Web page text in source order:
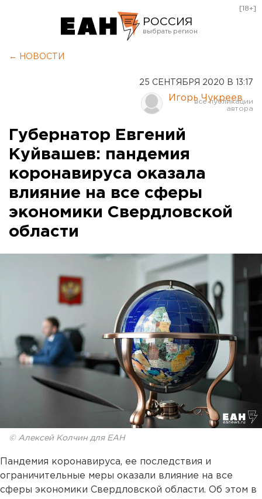
РОССИЯ
Курган
Оренбург
[18+]
← НОВОСТИ
25 СЕНТЯБРЯ 2020 В 13:17
Игорь Чукреев
Губернатор Евгений
Куйвашев: пандемия
коронавируса оказала
влияние на все сферы
экономики Свердловской
области
© Алексей Колчин для ЕАН
Пандемия коронавируса, ее последствия и
ограничительные меры оказали влияние на все
сферы экономики Свердловской области. Об этом в